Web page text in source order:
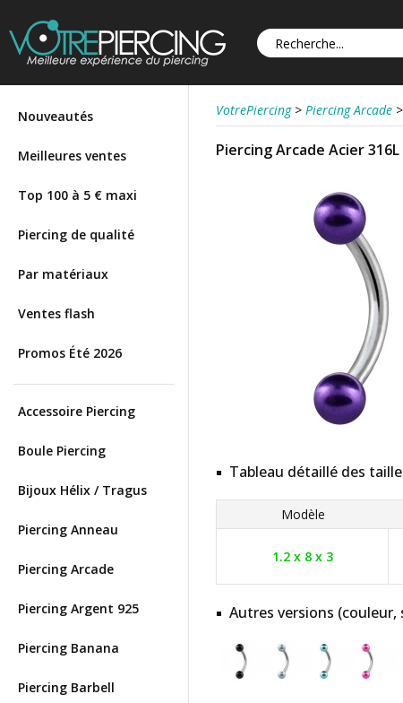
Nouveautés
Meilleures ventes
Top 100 à 5 € maxi
Piercing de qualité
Par matériaux
Ventes flash
Promos Été 2026
Accessoire Piercing
Boule Piercing
Bijoux Hélix / Tragus
Piercing Anneau
Piercing Arcade
Piercing Argent 925
Piercing Banana
Piercing Barbell
VotrePiercing > Piercing Arcade >
Piercing Arcade Acier
Tableau détaillé des
Modèle
1.2 x 8 x 3
Autres versions